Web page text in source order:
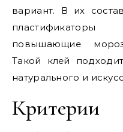
вариант. В их
повышающие
Такой клей
натурального и